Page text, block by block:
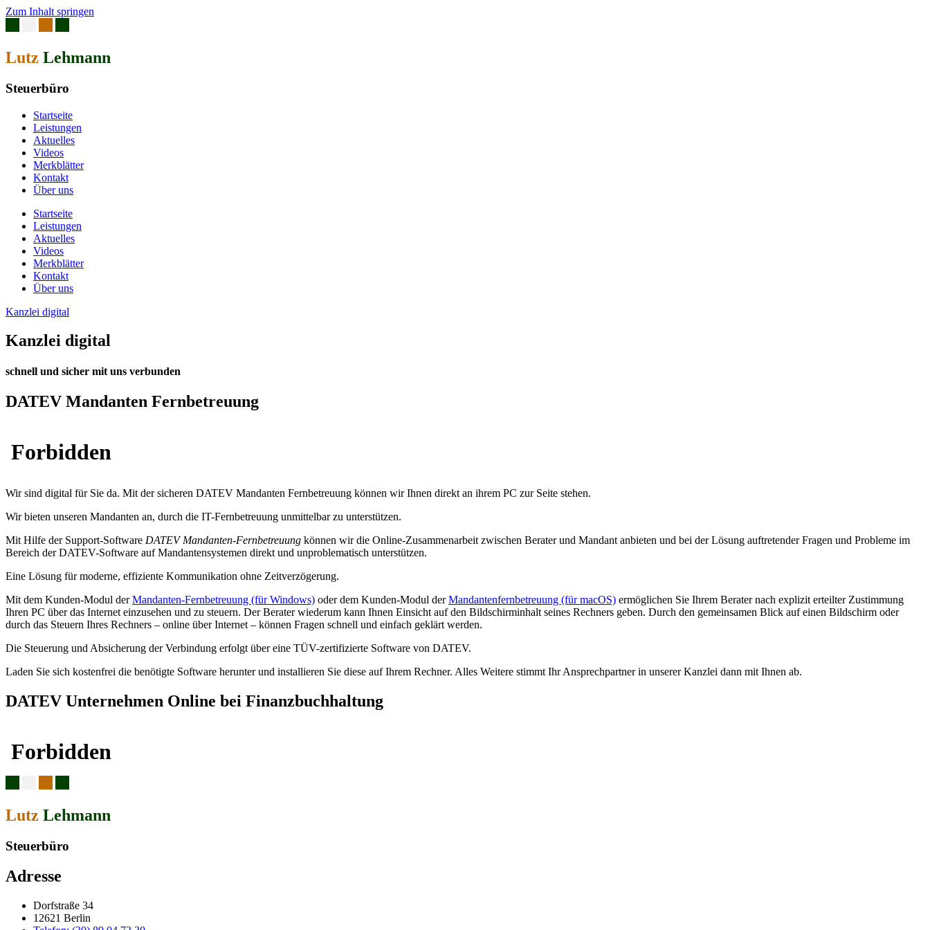
Zum Inhalt springen
Lutz Lehmann
Steuerbüro
Startseite
Leistungen
Aktuelles
Videos
Merkblätter
Kontakt
Über uns
Startseite
Leistungen
Aktuelles
Videos
Merkblätter
Kontakt
Über uns
Kanzlei digital
Kanzlei digital
schnell und sicher mit uns verbunden
DATEV Mandanten Fernbetreuung
Wir sind digital für Sie da. Mit der sicheren DATEV Mandanten Fernbetreuung können wir Ihnen direkt an ihrem PC zur Seite stehen.
Wir bieten unseren Mandanten an, durch die IT-Fernbetreuung unmittelbar zu unterstützen.
Mit Hilfe der Support-Software DATEV Mandanten-Fernbetreuung können wir die Online-Zusammenarbeit zwischen Berater und Mandant anbieten und bei der Lösung auftretender Fragen und Probleme im
Bereich der DATEV-Software auf Mandantensystemen direkt und unproblematisch unterstützen.
Eine Lösung für moderne, effiziente Kommunikation ohne Zeitverzögerung.
Mit dem Kunden-Modul derMandanten-Fernbetreuung (für Windows) oder dem Kunden-Modul derMandantenfernbetreuung (für macOS) ermöglichen Sie Ihrem Berater nach explizit erteilter Zustimmung
Ihren PC über das Internet einzusehen und zu steuern. Der Berater wiederum kann Ihnen Einsicht auf den Bildschirminhalt seines Rechners geben. Durch den gemeinsamen Blick auf einen Bildschirm oder
durch das Steuern Ihres Rechners – online über Internet – können Fragen schnell und einfach geklärt werden.
Die Steuerung und Absicherung der Verbindung erfolgt über eine TÜV-zertifizierte Software von DATEV.
Laden Sie sich kostenfrei die benötigte Software herunter und installieren Sie diese auf Ihrem Rechner. Alles Weitere stimmt Ihr Ansprechpartner in unserer Kanzlei dann mit Ihnen ab.
DATEV Unternehmen Online bei Finanzbuchhaltung
Lutz Lehmann
Steuerbüro
Adresse
Dorfstraße 34
12621 Berlin